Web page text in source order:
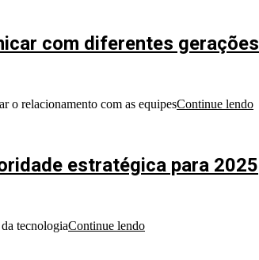
com diferentes gerações
o relacionamento com as equipesContinue lendo
estratégica para 2025
tecnologiaContinue lendo